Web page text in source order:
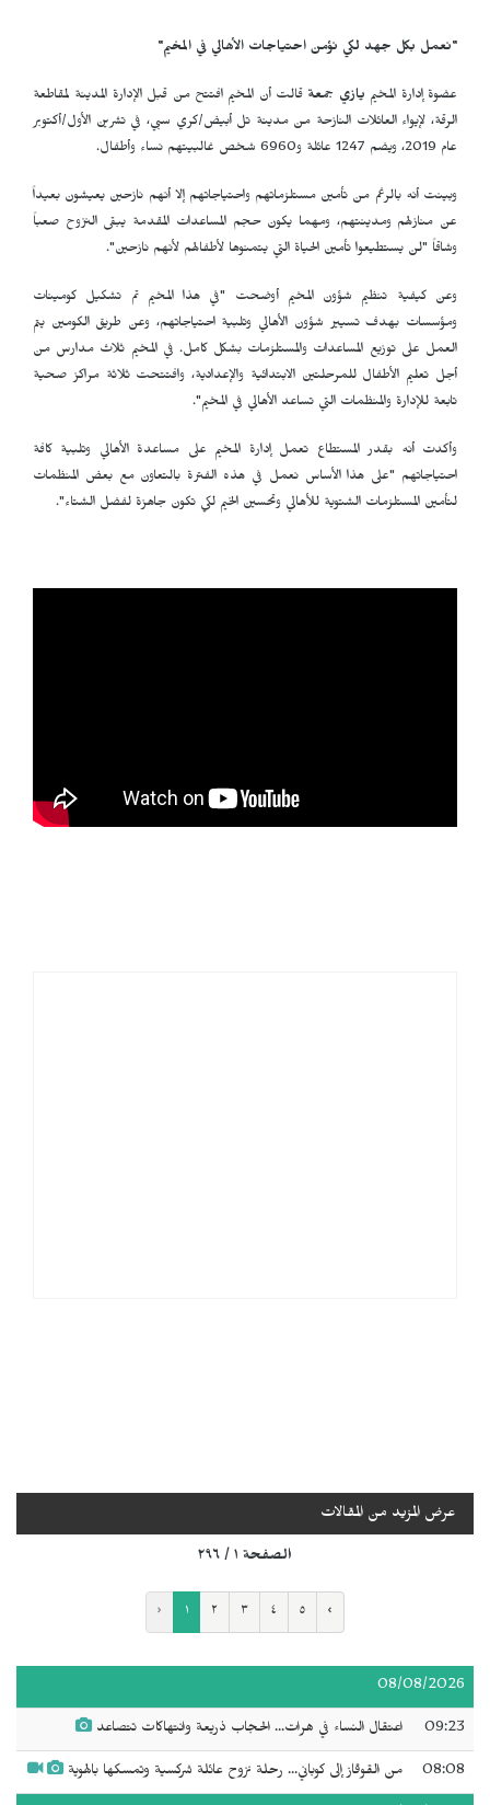
"نعمل بكل جهد لكي نؤمن احتياجات الأهالي في المخيم"
عضوة إدارة المخيم يازي جمعة قالت أن المخيم افتتح من قبل الإدارة المدينة لمقاطعة
الرقة، لإيواء العائلات النازحة من مدينة تل أبيض/كري سبي، في تشرين الأول/أكتوبر
عام 2019، ويضم 1247 عائلة و6960 شخص غالبيتهم نساء وأطفال.
وبينت أنه بالرغم من تأمين مستلزماتهم واحتياجاتهم إلا أنهم نازحين يعيشون بعيداً
عن منازلهم ومدينتهم، ومهما يكون حجم المساعدات المقدمة يبقى النزوح صعباً
وشاقاً "لن يستطيعوا تأمين الحياة التي يتمنوها لأطفالهم لأنهم نازحين".
وعن كيفية تنظيم شؤون المخيم أوضحت "في هذا المخيم تم تشكيل كومينات
ومؤسسات بهدف تسيير شؤون الأهالي وتلبية احتياجاتهم، وعن طريق الكومين يتم
العمل على توزيع المساعدات والمستلزمات بشكل كامل. في المخيم ثلاث مدارس من
أجل تعليم الأطفال للمرحلتين الابتدائية والإعدادية، وافتتحت ثلاثة مراكز صحية
تابعة للإدارة والمنظمات التي تساعد الأهالي في المخيم".
وأكدت أنه بقدر المستطاع تعمل إدارة المخيم على مساعدة الأهالي وتلبية كافة
احتياجاتهم "على هذا الأساس نعمل في هذه الفترة بالتعاون مع بعض المنظمات
لتأمين المستلزمات الشتوية للأهالي وتحسين الخيم لكي تكون جاهزة لفضل الشتاء".
عرض المزيد من المقالات
الصفحة ١ / ٢٩٦
‹ ١ ٢ ٣ ٤ ٥ ›
08/08/2026
09:23 اعتقال النساء في هرات... الحجاب ذريعة وانتهاكات تتصاعد
08:08 من القوقاز إلى كوباني... رحلة نزوح عائلة شركسية وتمسكها بالهوية